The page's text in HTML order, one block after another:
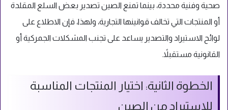
صحية وفنية محددة، بينما تمنع الصين تصدير بعض السلع المقلدة
أو المنتجات التي تخالف قوانينها التجارية، ولهذا، فإن الاطلاع على
لوائح الاستيراد والتصدير يساعد على تجنب المشكلات الجمركية أو
القانونية مستقبلاً.
الخطوة الثانية: اختيار المنتجات المناسبة
للاستيراد من الصين